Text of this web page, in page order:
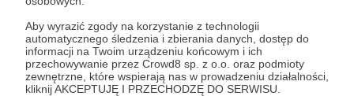
Aby wyrazić zgody na korzystanie z technologii
automatycznego śledzenia i zbierania danych, dostęp do
informacji na Twoim urządzeniu końcowym i ich
przechowywanie przez Crowd8 sp. z o.o. oraz podmioty
zewnętrzne, które wspierają nas w prowadzeniu działalności,
kliknij AKCEPTUJĘ I PRZECHODZĘ DO SERWISU.
Dziękuję!
Patroni: 0